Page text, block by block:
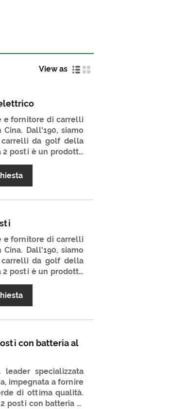
View as
e fornitore di carrelli
Dall'190, siamo
da golf della
posti è un prodotto
è molto favorevole.
e fornitore di carrelli
Dall'190, siamo
da golf della
posti è un prodotto
usato. La sua
è molto favorevole.
con batteria al
leader specializzata
impegnata a fornire
di ottima qualità.
posti con batteria al